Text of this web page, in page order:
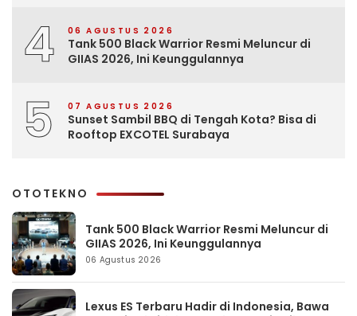
4 06 AGUSTUS 2026
Tank 500 Black Warrior Resmi Meluncur di
GIIAS 2026, Ini Keunggulannya
5 07 AGUSTUS 2026
Sunset Sambil BBQ di Tengah Kota? Bisa di
Rooftop EXCOTEL Surabaya
OTOTEKNO
Tank 500 Black Warrior Resmi Meluncur di
GIIAS 2026, Ini Keunggulannya
06 Agustus 2026
Lexus ES Terbaru Hadir di Indonesia, Bawa